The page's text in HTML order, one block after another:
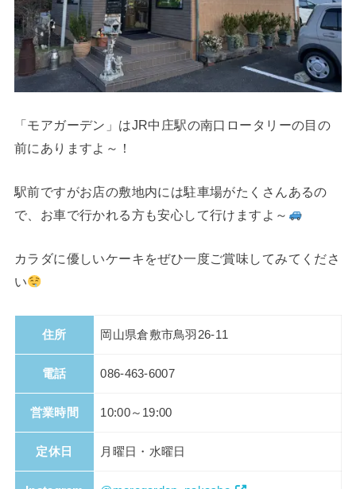
「モアガーデン」はJR中庄駅の南口ロータリーの目の
前にありますよ～！
駅前ですがお店の敷地内には駐車場がたくさんあるの
で、お車で行かれる方も安心して行けますよ～
カラダに優しいケーキをぜひ一度ご賞味してみてくださ
い
住所 岡山県倉敷市鳥羽26-11
電話 086-463-6007
営業時間 10:00～19:00
定休日 月曜日・水曜日